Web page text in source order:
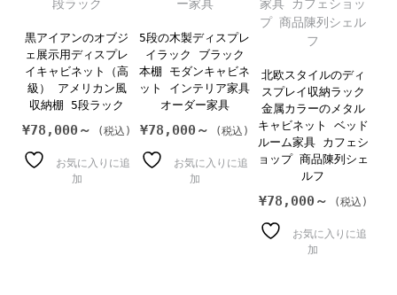
黒アイアンのオブジ
ェ展示用ディスプレ
イキャビネット（高
級） アメリカン風
収納棚 5段ラック
¥78,000～
お気に入りに追
加
5段の木製ディスプレ
イラック ブラック
本棚 モダンキャビネ
ット インテリア家具
オーダー家具
¥78,000～
お気に入りに追
加
北欧スタイルのディ
スプレイ収納ラック
金属カラーのメタル
キャビネット ベッド
ルーム家具 カフェシ
ョップ 商品陳列シェ
ルフ
¥78,000～
お気に入りに追
加